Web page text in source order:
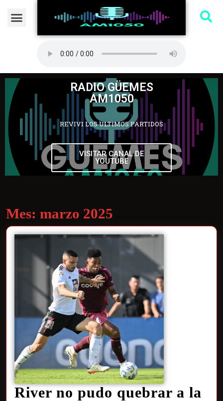
RADIO GÜEMES
AM1050
REVIVI LOS ULTIMOS PARTIDOS
VISITAR CANAL DE
YOUTUBE
Mes: marzo 2025
River no pudo quebrar a la